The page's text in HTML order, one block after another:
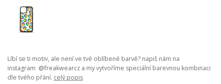
Líbí se ti motiv, ale není ve tvé oblíbené barvě? napiš nám na
instagram @freakwearcz a my vytvoříme speciální barevnou kombinaci
dle tvého přání. celý popis